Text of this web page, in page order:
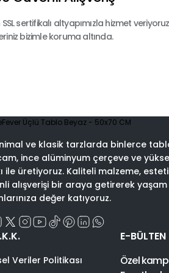
sertifikalı altyapımızla hizmet
bizimle koruma altında.
ve klasik tarzlarda binlerce
ince alüminyum çerçeve ve
ile üretiyoruz. Kaliteli malzeme,
alışverişi bir araya getirerek yaşam
değer katıyoruz.
Veriler Politikası
E-BÜLTEN
Özel